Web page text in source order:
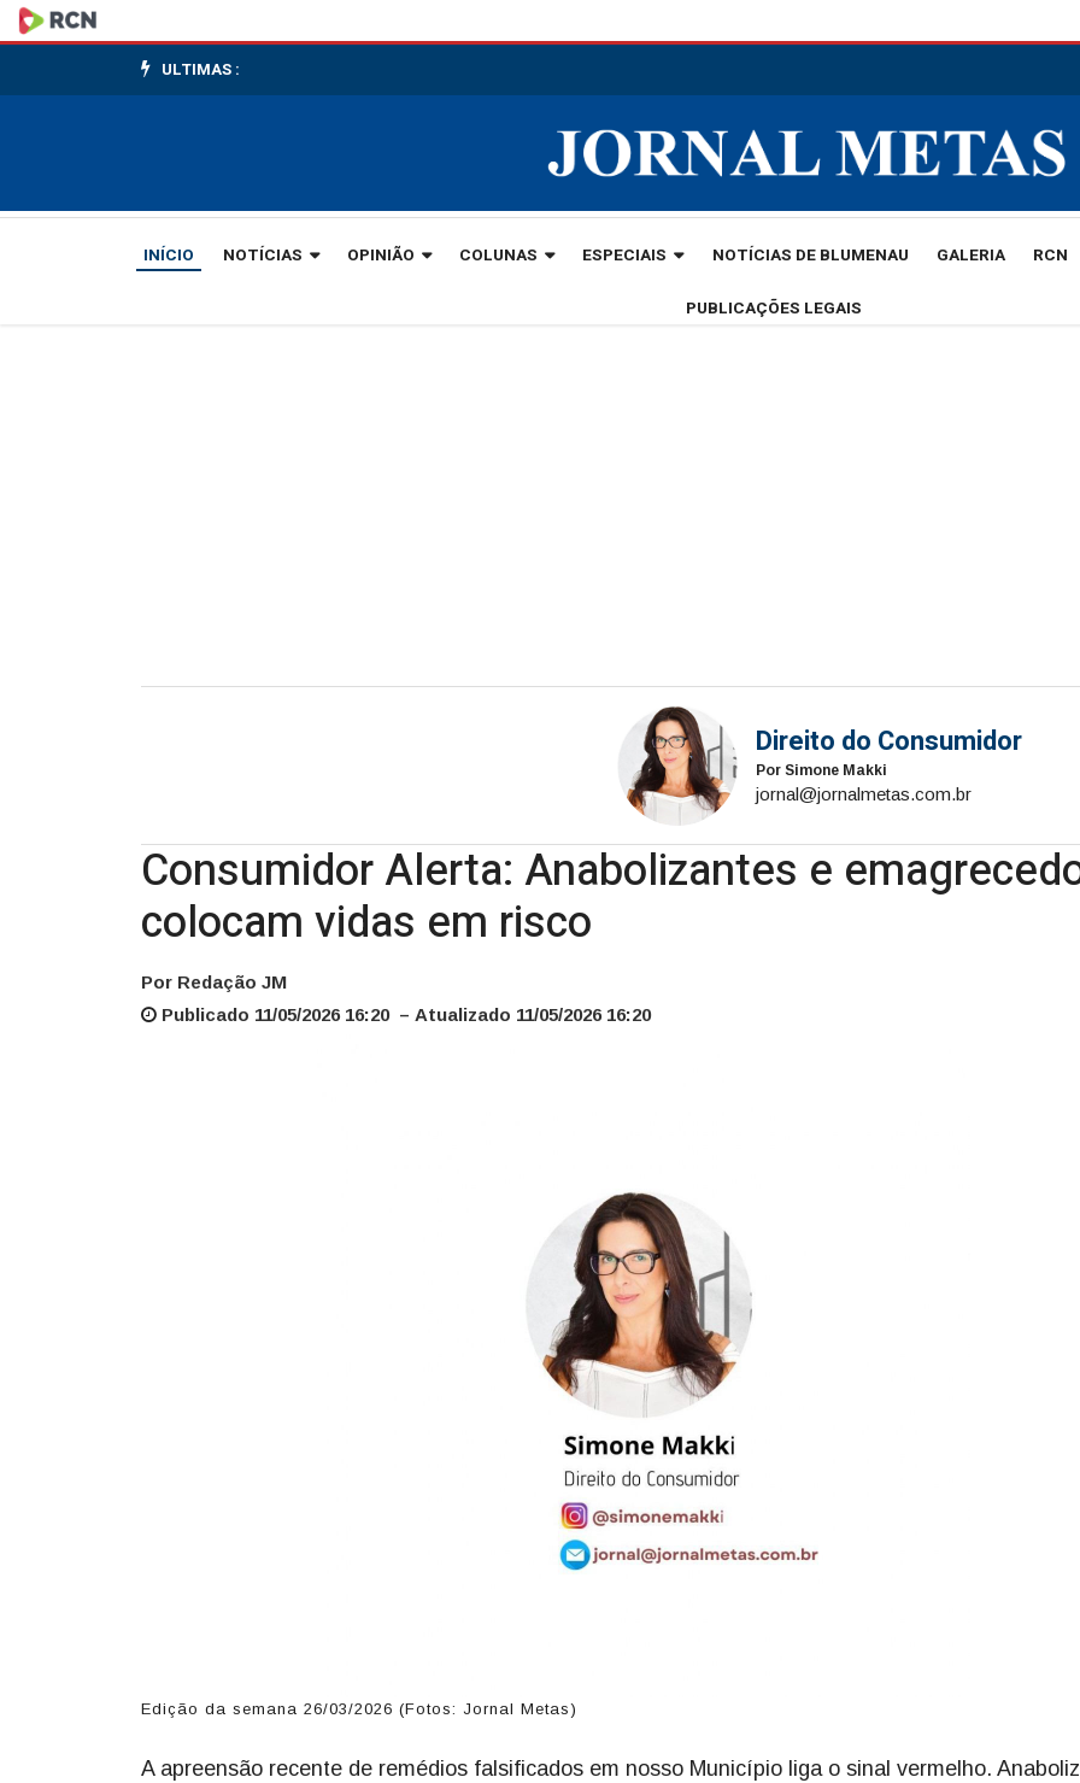
Consumidor
Alerta:
emagrecedores
falsificados
ULTIMAS :
INÍCIO NOTÍCIAS OPINIÃO COLUNAS ESPECIAIS NOTÍCIAS DE BLUMENAU GALERIA RCN
PUBLICAÇÕES LEGAIS
Direito do Consumidor
Por Simone Makki
jornal@jornalmetas.com.br
Consumidor Alerta: Anabolizantes e
colocam vidas em risco
Por Redação JM
Publicado 11/05/2026 16:20 – Atualizado 11/05/2026 16:20
Edição da semana 26/03/2026 (Fotos: Jornal Metas)
A apreensão recente de remédios falsificados em nosso Município liga o sinal vermelho.